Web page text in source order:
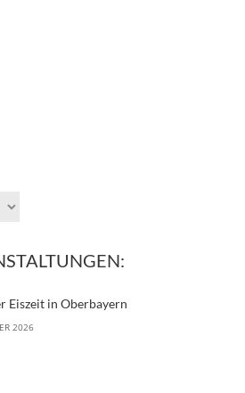
Eiszeit in Oberbayern
2026